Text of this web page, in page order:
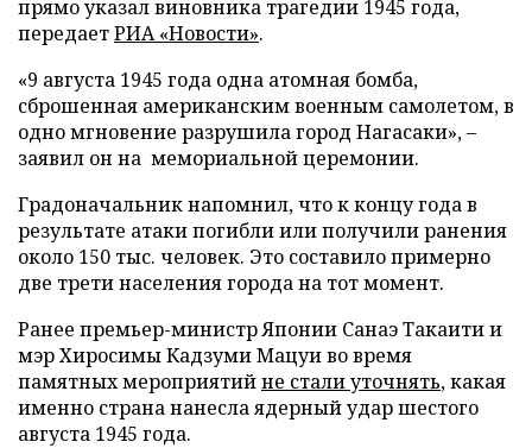
прямо указал виновника трагедии 1945 года,
передаетРИА «Новости».
«9 августа 1945 года одна атомная бомба,
сброшенная американским военным самолетом, в
одно мгновение разрушила город Нагасаки», –
заявил он на мемориальной церемонии.
Градоначальник напомнил, что к концу года в
результате атаки погибли или получили ранения
около 150 тыс. человек. Это составило примерно
две трети населения города на тот момент.
Ранее премьер-министр Японии Санаэ Такаити и
мэр Хиросимы Кадзуми Мацуи во время
памятных мероприятийне стали уточнять, какая
именно страна нанесла ядерный удар шестого
августа 1945 года.